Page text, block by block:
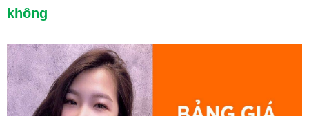
không